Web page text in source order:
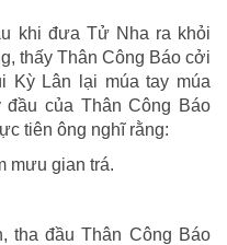
khi đưa Tử Nha ra khỏi
thấy Thân Công Báo cởi
Kỳ Lân lại múa tay múa
đầu của Thân Công Báo
tiên ông nghĩ rằng:
mưu gian trá.
tha đầu Thân Công Báo